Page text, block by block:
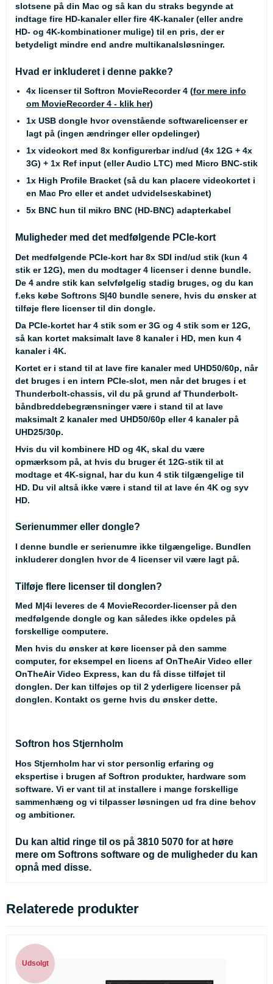
slotsene på din Mac og så kan du straks begynde at
indtage fire HD-kanaler eller fire 4K-kanaler (eller andre
HD- og 4K-kombinationer mulige) til en pris, der er
betydeligt mindre end andre multikanalsløsninger.
Hvad er inkluderet i denne pakke?
4x licenser til Softron MovieRecorder 4 (for mere info
om MovieRecorder 4 - klik her)
1x USB dongle hvor ovenstående softwarelicenser er
lagt på (ingen ændringer eller opdelinger)
1x videokort med 8x konfigurerbar ind/ud (4x 12G + 4x
3G) + 1x Ref input (eller Audio LTC) med Micro BNC-stik
1x High Profile Bracket (så du kan placere videokortet i
en Mac Pro eller et andet udvidelseskabinet)
5x BNC hun til mikro BNC (HD-BNC) adapterkabel
Muligheder med det medfølgende PCIe-kort
Det medfølgende PCIe-kort har 8x SDI ind/ud stik (kun 4
stik er 12G), men du modtager 4 licenser i denne bundle.
De 4 andre stik kan selvfølgelig stadig bruges, og du kan
f.eks købe Softrons S|40 bundle senere, hvis du ønsker at
tilføje flere licenser til din dongle.
Da PCIe-kortet har 4 stik som er 3G og 4 stik som er 12G,
så kan kortet maksimalt lave 8 kanaler i HD, men kun 4
kanaler i 4K.
Kortet er i stand til at lave fire kanaler med UHD50/60p, når
det bruges i en intern PCIe-slot, men når det bruges i et
Thunderbolt-chassis, vil du på grund af Thunderbolt-
båndbreddebegrænsninger være i stand til at lave
maksimalt 2 kanaler med UHD50/60p eller 4 kanaler på
UHD25/30p.
Hvis du vil kombinere HD og 4K, skal du være
opmærksom på, at hvis du bruger ét 12G-stik til at
modtage et 4K-signal, har du kun 4 stik tilgængelige til
HD. Du vil altså ikke være i stand til at lave én 4K og syv
HD.
Serienummer eller dongle?
I denne bundle er serienumre ikke tilgængelige. Bundlen
inkluderer donglen hvor de 4 licenser vil være lagt på.
Tilføje flere licenser til donglen?
Med M|4i leveres de 4 MovieRecorder-licenser på den
medfølgende dongle og kan således ikke opdeles på
forskellige computere.
Men hvis du ønsker at køre licenser på den samme
computer, for eksempel en licens af OnTheAir Video eller
OnTheAir Video Express, kan du få disse tilføjet til
donglen. Der kan tilføjes op til 2 yderligere licenser på
donglen. Kontakt os gerne hvis du ønsker dette.
Softron hos Stjernholm
Hos Stjernholm har vi stor personlig erfaring og
ekspertise i brugen af Softron produkter, hardware som
software. Vi er vant til at installere i mange forskellige
sammenhæng og vi tilpasser løsningen ud fra dine behov
og ambitioner.
Du kan altid ringe til os på 3810 5070 for at høre
mere om Softrons software og de muligheder du kan
opnå med disse.
Relaterede produkter
Udsolgt